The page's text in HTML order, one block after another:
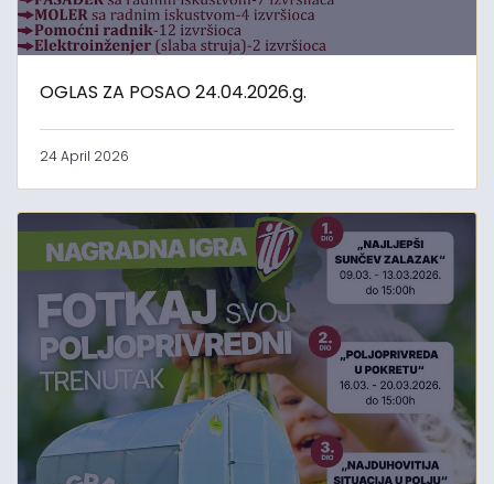
OGLAS ZA POSAO 24.04.2026.g.
24 April 2026